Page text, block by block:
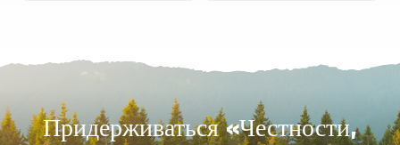
Придерживаться «Честности,